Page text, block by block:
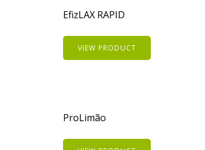
EfizLAX RAPID
VIEW PRODUCT
ProLimão